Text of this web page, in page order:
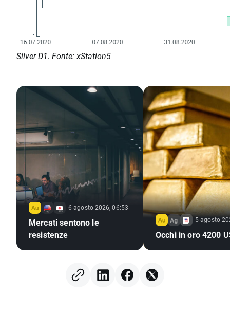
SilverD1. Fonte: xStation5
6 agosto 2026, 06:53
Mercati sentono le
resistenze
5 agosto
Occhi in oro 4200